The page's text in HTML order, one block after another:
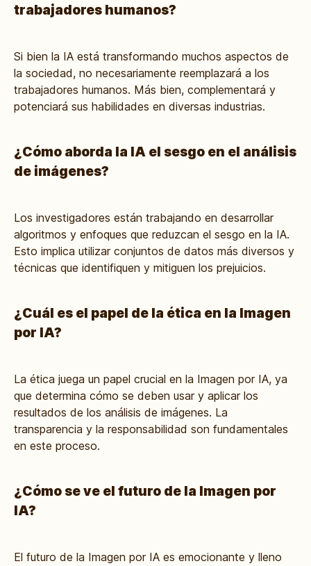
trabajadores humanos?
Si bien la IA está transformando muchos aspectos de
la sociedad, no necesariamente reemplazará a los
trabajadores humanos. Más bien, complementará y
potenciará sus habilidades en diversas industrias.
¿Cómo aborda la IA el sesgo en el análisis
de imágenes?
Los investigadores están trabajando en desarrollar
algoritmos y enfoques que reduzcan el sesgo en la IA.
Esto implica utilizar conjuntos de datos más diversos y
técnicas que identifiquen y mitiguen los prejuicios.
¿Cuál es el papel de la ética en la Imagen
por IA?
La ética juega un papel crucial en la Imagen por IA, ya
que determina cómo se deben usar y aplicar los
resultados de los análisis de imágenes. La
transparencia y la responsabilidad son fundamentales
en este proceso.
¿Cómo se ve el futuro de la Imagen por
IA?
El futuro de la Imagen por IA es emocionante y lleno